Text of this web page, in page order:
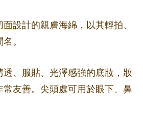
設計的親膚海綿，以其輕拍、
。
透、服貼、光澤感強的底妝，妝
常友善。尖頭處可用於眼下、鼻